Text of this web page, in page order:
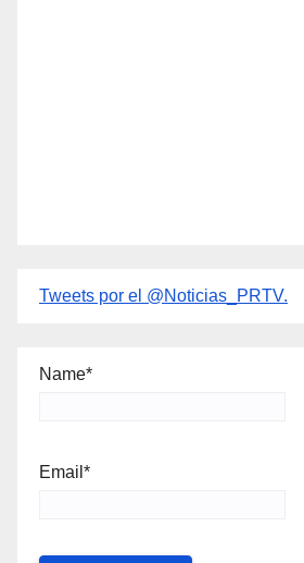
Tweets por el @Noticias_PRTV.
Name*
Email*